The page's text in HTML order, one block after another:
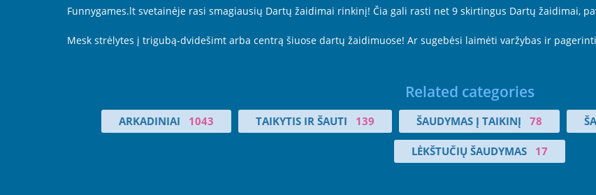
Funnygames.lt svetainėje rasi smagiausių Dartų žaidimai rinkinį! Čia gali rasti net 9 skirtingus Dartų žaidimai,
Mesk strėlytes į trigubą-dvidešimt arba centrą šiuose dartų žaidimuose! Ar sugebėsi laimėti varžybas ir
Related categories
ARKADINIAI 1043 TAIKYTIS IR ŠAUTI 139 ŠAUDYMAS Į TAIKINĮ 78
LĖKŠTUČIŲ ŠAUDYMAS 17